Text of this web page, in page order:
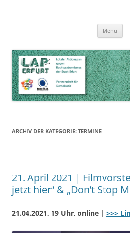
Lokaler Aktionsplan gegen
Stärkung der Vielfalt,
Menü
ARCHIV DER KATEGORIE: TERMINE
21. April 2021 |
jetzt hier“ & „Don’t Stop
21.04.2021, 19 Uhr, online | >>>